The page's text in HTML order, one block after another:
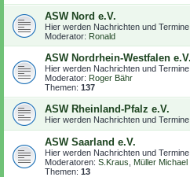
ASW Nord e.V.
Hier werden Nachrichten und
Moderator: Ronald
ASW Nordrhein-Westfalen e.V.
Hier werden Nachrichten und
Moderator: Roger Bähr
Themen: 137
ASW Rheinland-Pfalz e.V.
Hier werden Nachrichten und
ASW Saarland e.V.
Hier werden Nachrichten und
Moderatoren: S.Kraus
Müller Michael
Themen: 13